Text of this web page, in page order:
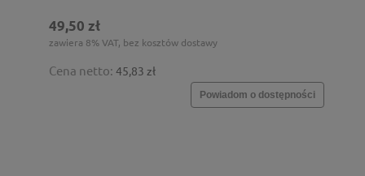
49,50 zł
zawiera 8% VAT, bez kosztów dostawy
Cena netto: 45,83 zł
Powiadom o dostępności